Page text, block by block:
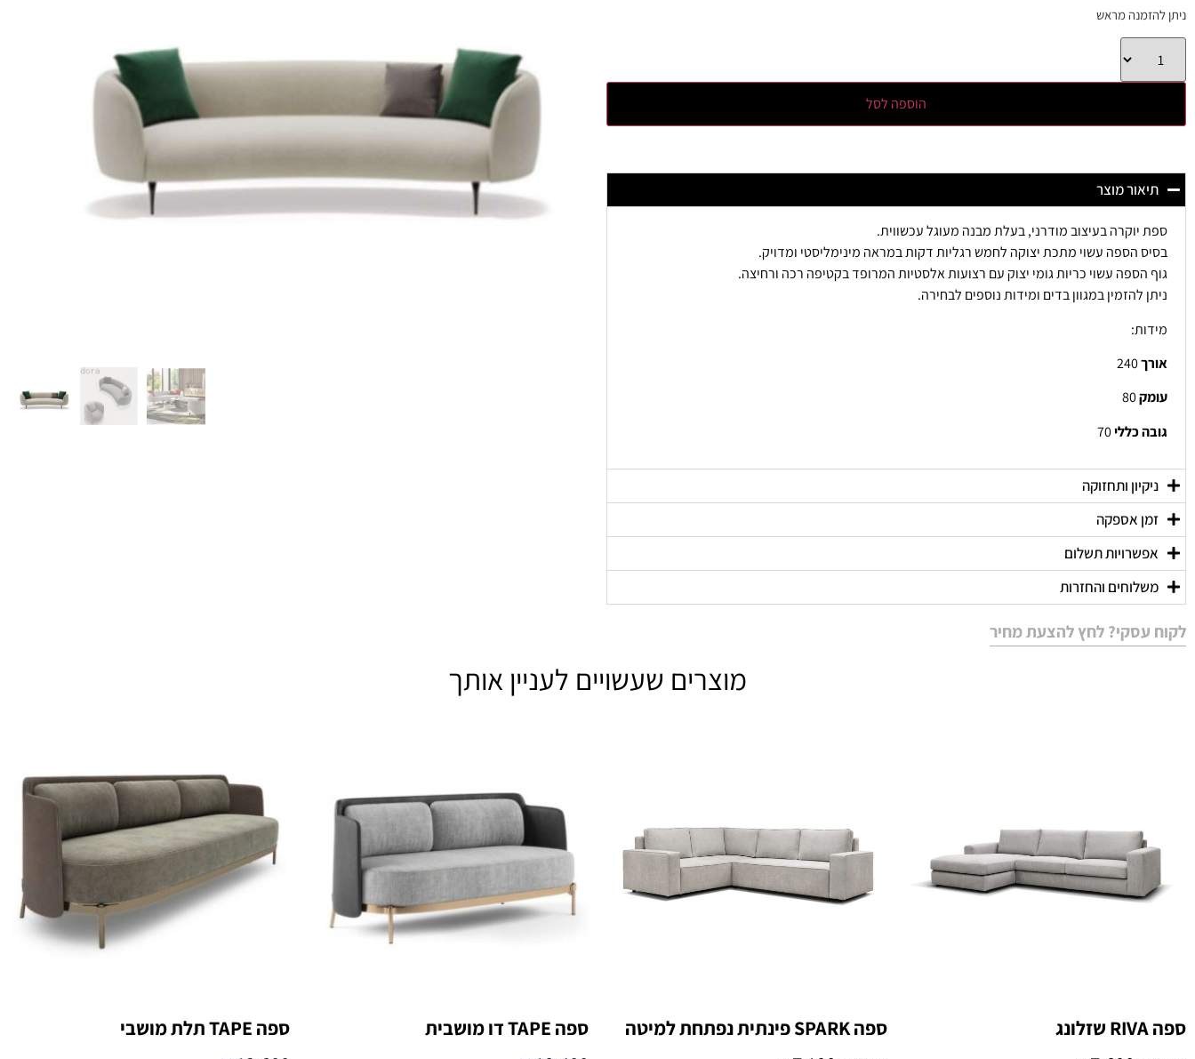
ניתן להזמנה מראש
הוספה לסל
תיאור מוצר
ספת יוקרה בעיצוב מודרני, בעלת מבנה מעוגל עכשווית.
בסיס הספה עשוי מתכת יצוקה לחמש רגליות דקות במראה מינימליסטי ומדויק.
גוף הספה עשוי כריות גומי יצוק עם רצועות אלסטיות המרופד בקטיפה רכה ורחיצה.
ניתן להזמין במגוון בדים ומידות נוספים לבחירה.
מידות:
אורך240
עומק80
גובה כללי70
ניקיון ותחזוקה
זמן אספקה
אפשרויות תשלום
משלוחים והחזרות
לקוח עסקי? לחץ להצעת מחיר
מוצרים שעשויים לעניין אותך
ספה RIVA שזלונג ספה SPARK פינתית נפתחת למיטה ספה TAPE דו מושבית ספה TAPE תלת מושבי